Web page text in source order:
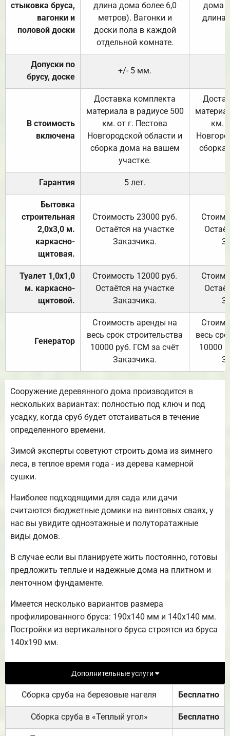
стыковка бруса,
вагонки и
половой доски
длина дома более 6,0
метров). Вагонки и
доски пола в каждой
отдельной комнате.
дома
длина
Допуски по
брусу, доске
+/- 5 мм.
В стоимость
включена
Доставка комплекта
материала в радиусе 500
км. от г. Пестова
Новгородской области и
сборка дома на вашем
участке.
км.
Гарантия 5 лет.
Бытовка
строительная
2,0х3,0 м.
каркасно-
щитовая.
Стоимость 23000 руб.
Остаётся на участке
Заказчика.
Туалет 1,0х1,0
м. каркасно-
щитовой.
Стоимость 12000 руб.
Остаётся на участке
Заказчика.
Генератор
Стоимость аренды на
весь срок строительства
10000 руб. ГСМ за счёт
Заказчика.
весь
10000
Сооружение деревянного дома производится в
нескольких вариантах: полностью под ключ и под
усадку, когда сруб будет отстаиваться в течение
определенного времени.
Зимой эксперты советуют строить дома из зимнего
леса, в теплое время года - из дерева камерной
сушки.
Наиболее подходящими для сада или дачи
считаются бюджетные домики на винтовых сваях, у
нас вы увидите одноэтажные и полуторатажные
виды домов.
В случае если вы планируете жить постоянно, готовы
предложить теплые и надежные дома на плитном и
ленточном фундаменте.
Имеется несколько вариантов размера
профилированного бруса: 190х140 мм и 140х140 мм.
Постройки из вертикального бруса строятся из бруса
140х190 мм.
Дополнительные услуги
Сборка сруба на березовые нагеля Бесплатно
Сборка сруба в «Теплый угол» Бесплатно